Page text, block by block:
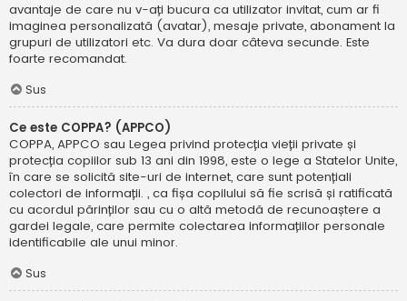
avantaje de care nu v-ați bucura ca utilizator invitat, cum ar fi
imaginea personalizată (avatar), mesaje private, abonament la
grupuri de utilizatori etc. Va dura doar câteva secunde. Este
foarte recomandat.
Sus
Ce este COPPA? (APPCO)
COPPA, APPCO sau Legea privind protecția vieții private și
protecția copiilor sub 13 ani din 1998, este o lege a Statelor Unite,
în care se solicită site-uri de internet, care sunt potențiali
colectori de informații. , ca fișa copilului să fie scrisă și ratificată
cu acordul părinților sau cu o altă metodă de recunoaștere a
gardei legale, care permite colectarea informațiilor personale
identificabile ale unui minor.
Sus